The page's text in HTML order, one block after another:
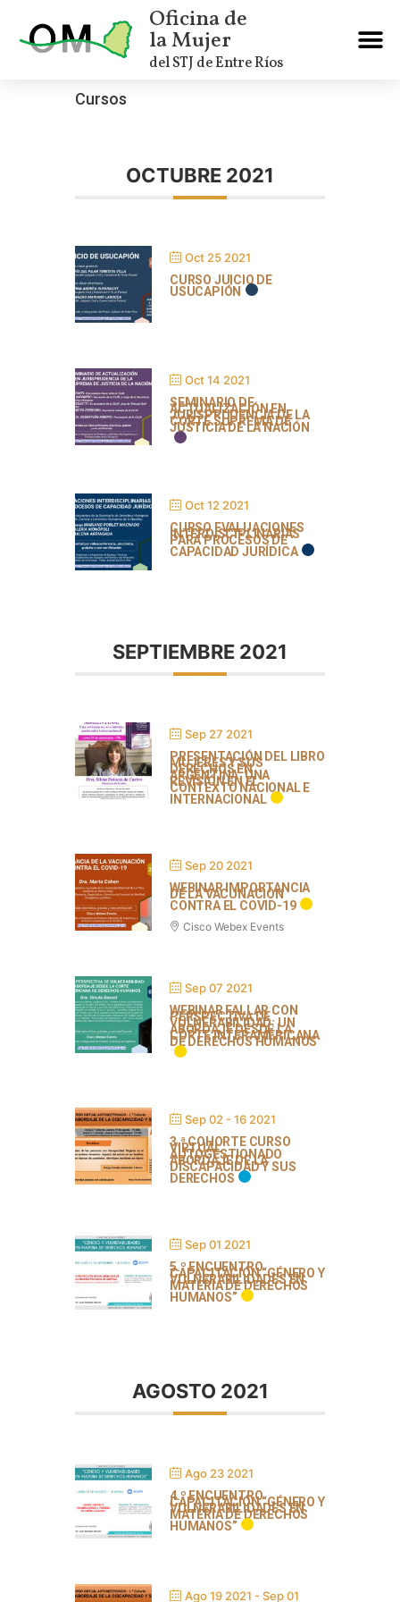
Oficina de
la Mujer
del STJ de Entre Ríos
Cursos
OCTUBRE 2021
Oct 25 2021
CURSO JUICIO DE
USUCAPIÓN
Oct 14 2021
SEMINARIO DE
ACTUALIZACIÓN EN
JURISPRUDENCIA DE LA
CORTE SUPREMA DE
JUSTICIA DE LA NACIÓN
Oct 12 2021
CURSO EVALUACIONES
INTERDISCIPLINARIAS
PARA PROCESOS DE
CAPACIDAD JURÍDICA
SEPTIEMBRE 2021
Sep 27 2021
PRESENTACIÓN DEL LIBRO
MUJERES Y SUS
DERECHOS EN
ARGENTINA. UNA
REVISIÓN EN EL
CONTEXTO NACIONAL E
INTERNACIONAL
Sep 20 2021
WEBINAR IMPORTANCIA
DE LA VACUNACIÓN
CONTRA EL COVID-19
Cisco Webex Events
Sep 07 2021
WEBINAR FALLAR CON
PERSPECTIVA DE
VULNERABILIDAD: UN
ABORDAJE DESDE LA
CORTE INTERAMERICANA
DE DERECHOS HUMANOS
Sep 02 - 16 2021
3.ª COHORTE CURSO
VIRTUAL
AUTOGESTIONADO
ABORDAJE DE LA
DISCAPACIDAD Y SUS
DERECHOS
Sep 01 2021
5.º ENCUENTRO
CAPACITACIÓN “GÉNERO Y
VULNERABILIDADES EN
MATERIA DE DERECHOS
HUMANOS”
AGOSTO 2021
Ago 23 2021
4.º ENCUENTRO
CAPACITACIÓN “GÉNERO Y
VULNERABILIDADES EN
MATERIA DE DERECHOS
HUMANOS”
Ago 19 2021 - Sep 01